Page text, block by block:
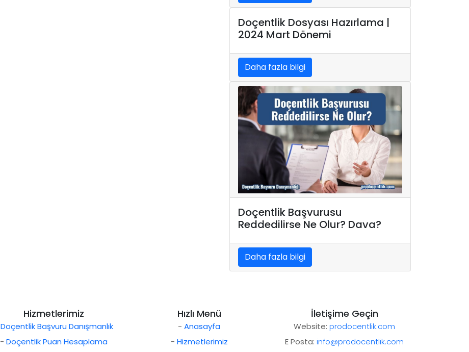
Doçentlik Dosyası Hazırlama |
2024 Mart Dönemi
Daha fazla bilgi
Doçentlik Başvurusu
Reddedilirse Ne Olur? Dava?
Daha fazla bilgi
Hizmetlerimiz
Doçentlik Başvuru Danışmanlık
- Doçentlik Puan Hesaplama
Hızlı Menü
- Anasayfa
- Hizmetlerimiz
İletişime Geçin
Website: prodocentlik.com
E Posta: info@prodocentlik.com